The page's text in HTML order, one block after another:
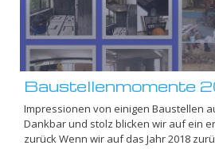
Baustellenmomente
Impressionen von einigen Baustellen
Dankbar und stolz blicken wir auf ein
zurück Wenn wir auf das Jahr 2018